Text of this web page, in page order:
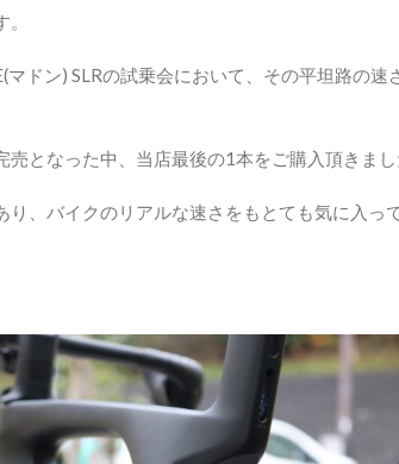
ドン) SLRの試乗会において、その平坦路の速
となった中、当店最後の1本をご購入頂きま
、バイクのリアルな速さをもとても気に入っ